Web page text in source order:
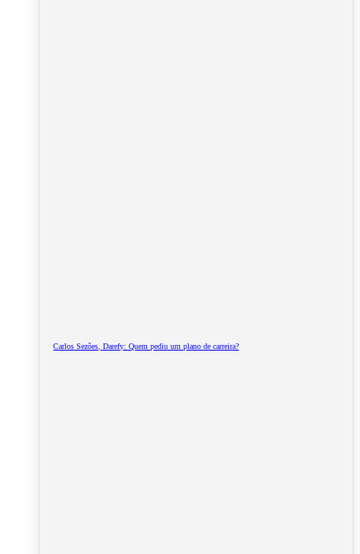
Carlos Sezões, Darefy: Quem pediu um plano de carreira?